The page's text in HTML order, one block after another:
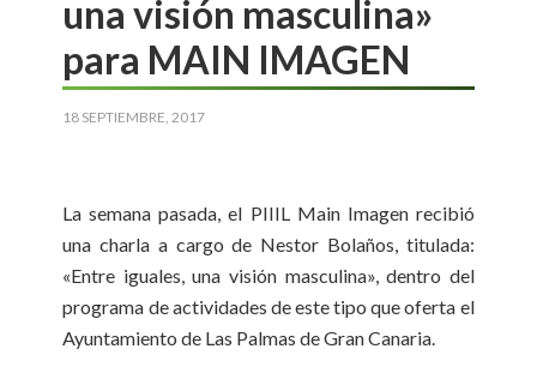
una visión masculina»
para MAIN IMAGEN
18 SEPTIEMBRE, 2017
La semana pasada, el PIIIL Main Imagen recibió
una charla a cargo de Nestor Bolaños, titulada:
«Entre iguales, una visión masculina», dentro del
programa de actividades de este tipo que oferta el
Ayuntamiento de Las Palmas de Gran Canaria.